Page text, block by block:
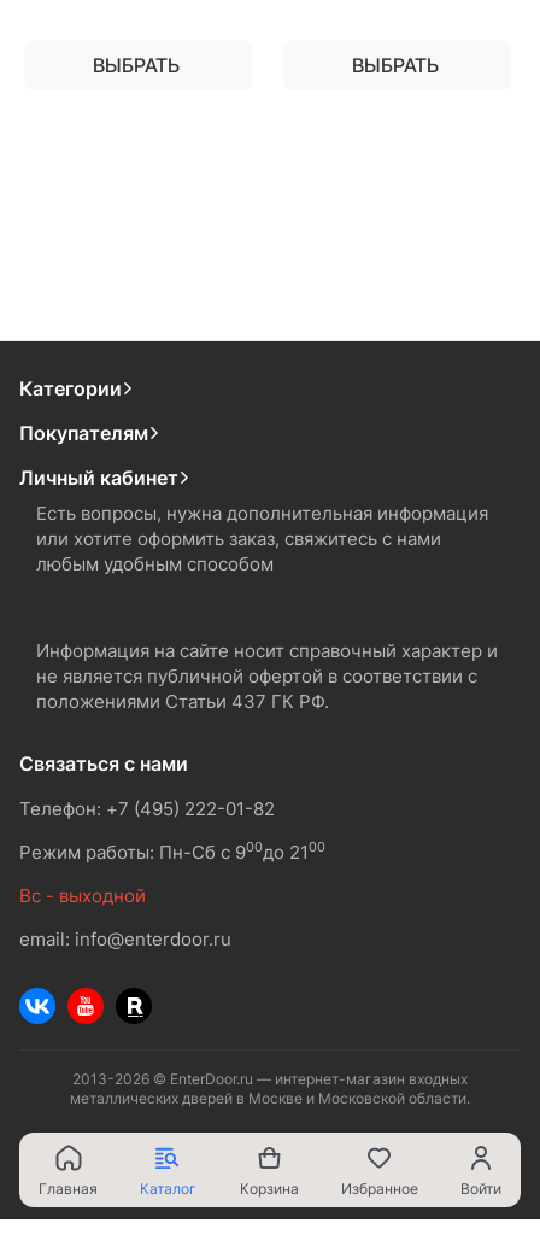
ВЫБРАТЬ ВЫБРАТЬ
Категории
Покупателям
Личный кабинет
Есть вопросы, нужна дополнительная информация
или хотите оформить заказ, свяжитесь с нами
любым удобным способом
Информация на сайте носит справочный характер и
не является публичной офертой в соответствии с
положениями Статьи 437 ГК РФ.
Связаться с нами
Телефон: +7 (495) 222-01-82
Режим работы: Пн-Сб с 900до 2100
Вс - выходной
email: info@enterdoor.ru
2013-2026 © EnterDoor.ru — интернет-магазин входных
металлических дверей в Москве и Московской области.
Главная Каталог Корзина Избранное Войти